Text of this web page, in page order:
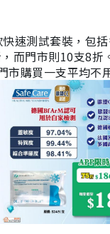
速測試套裝，包
而門市則10支8
市購買一支平均不